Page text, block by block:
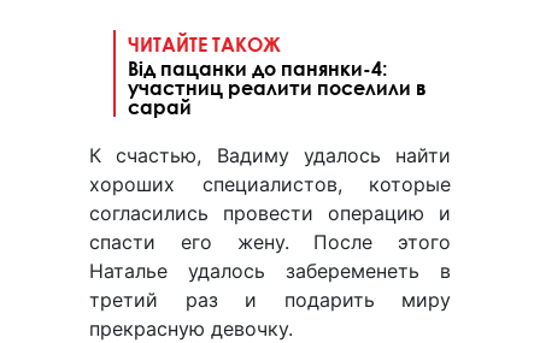
ЧИТАЙТЕ ТАКОЖ
Від пацанки до панянки-4:
участниц реалити поселили в
сарай
К счастью, Вадиму удалось найти
хороших специалистов, которые
согласились провести операцию и
спасти его жену. После этого
Наталье удалось забеременеть в
третий раз и подарить миру
прекрасную девочку.